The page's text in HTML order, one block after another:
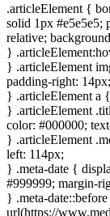
.articleElement {
solid 1px #e5e5e5;
relative;
}
} .articleElement
padding-right: 14px;
} .articleElement a
} .articleElement
color: #000000;
} .articleElement
left: 114px;
} .meta-date {
#999999; margin-
} .meta-
url(https://